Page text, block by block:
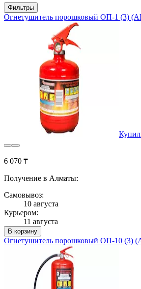
Фильтры
Огнетушитель порошковый ОП-1 (3)
6 070 ₸
Получение в Алматы:
Самовывоз:
10 августа
Курьером:
11 августа
В корзину
Огнетушитель порошковый ОП-10 (3)